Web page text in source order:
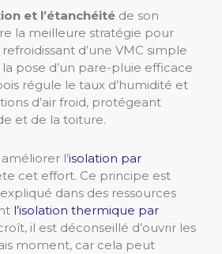
et l’étanchéité de son
la meilleure stratégie pour
d’une VMC simple
pose d’un pare-pluie efficace
régule le taux d’humidité et
d’air froid, protégeant
et de la toiture.
l’isolation par
cet effort. Ce principe est
dans des ressources
l’isolation thermique par
il est déconseillé d’ouvrir les
moment, car cela peut